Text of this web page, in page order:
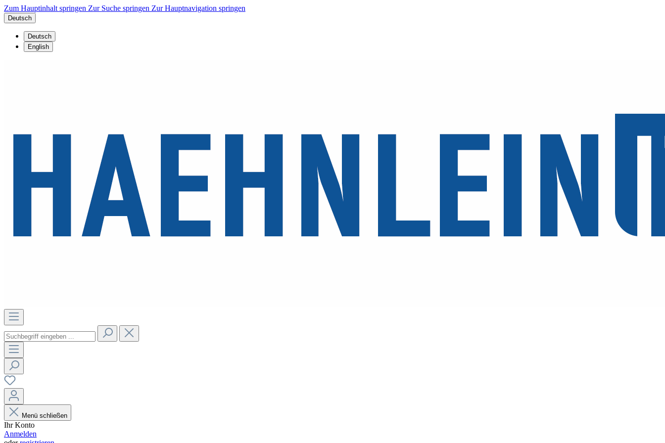
Zum Hauptinhalt springen Zur Suche springen Zur Hauptnavigation springen
Deutsch
Deutsch
English
Menü schließen
Ihr Konto
Anmelden